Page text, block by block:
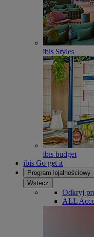
ibis Styles
ibis budget
ibis Go get it
Program lojalnościowy
Wstecz
Odkryj
ALL